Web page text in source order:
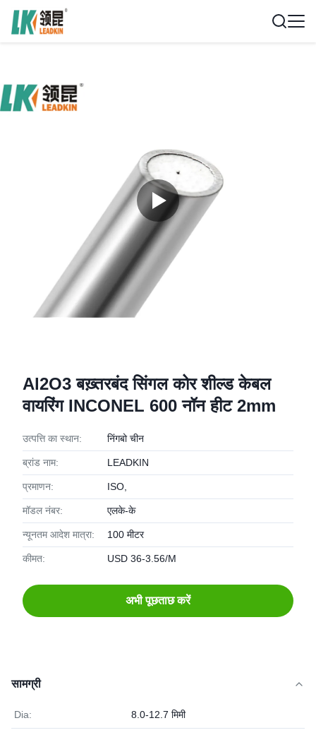
Al2O3 बख़्तरबंद सिंगल कोर शील्ड केबल
वायरिंग INCONEL 600 नॉन हीट 2mm
उत्पत्ति का स्थान: निंगबो चीन
ब्रांड नाम: LEADKIN
प्रमाणन: ISO,
मॉडल नंबर: एलके-के
न्यूनतम आदेश मात्रा: 100 मीटर
कीमत: USD 36-3.56/M
अभी पूछताछ करें
सामग्री
Dia: 8.0-12.7 मिमी